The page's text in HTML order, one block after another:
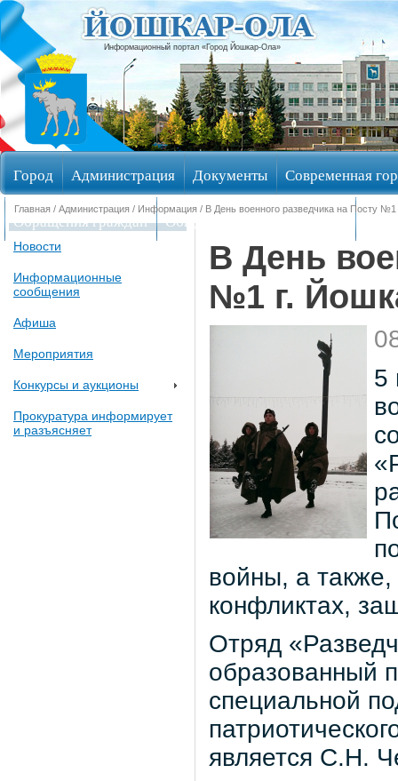
Информационный портал «Город Йошкар-Ола»
Город Администрация Документы Современная
Обращения граждан Общественные обсуждения
Главная / Администрация / Информация / В День военного разведчика на Посту
Новости
Информационные
сообщения
Афиша
Мероприятия
Конкурсы и аукционы
Прокуратура информирует
и разъясняет
В День
№1 г.
5
войны, а
конфликтах,
Отряд
образованный
специальной
является С.Н.